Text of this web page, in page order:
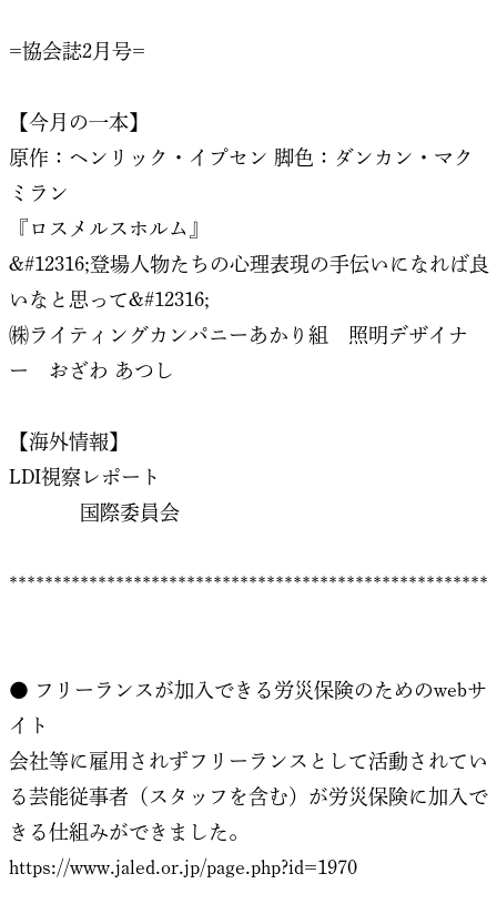
=協会誌2月号=
【今月の一本】
原作：ヘンリック・イプセン 脚色：ダンカン・マク
ミラン
『ロスメルスホルム』
&#12316;登場人物たちの心理表現の手伝いになれば良
いなと思って&#12316;
㈱ライティングカンパニーあかり組 照明デザイナ
ー おざわ あつし
【海外情報】
LDI視察レポート
国際委員会
******************************************************
● フリーランスが加入できる労災保険のためのwebサ
イト
会社等に雇用されずフリーランスとして活動されてい
る芸能従事者（スタッフを含む）が労災保険に加入で
きる仕組みができました。
https://www.jaled.or.jp/page.php?id=1970